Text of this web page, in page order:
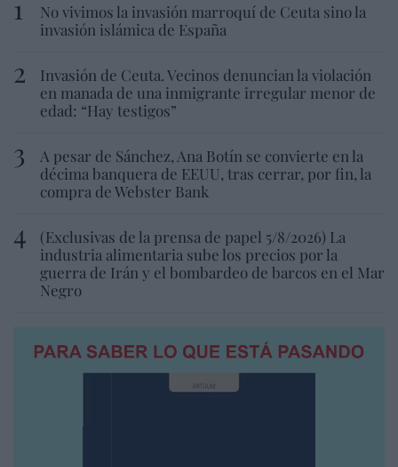
No vivimos la invasión marroquí de Ceuta sino la
invasión islámica de España
Invasión de Ceuta. Vecinos denuncian la violación
en manada de una inmigrante irregular menor de
edad: “Hay testigos”
A pesar de Sánchez, Ana Botín se convierte en la
décima banquera de EEUU, tras cerrar, por fin, la
compra de Webster Bank
(Exclusivas de la prensa de papel 5/8/2026) La
industria alimentaria sube los precios por la
guerra de Irán y el bombardeo de barcos en el Mar
Negro